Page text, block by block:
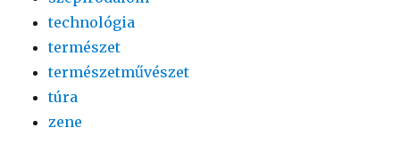
technológia
természet
természetművészet
túra
zene